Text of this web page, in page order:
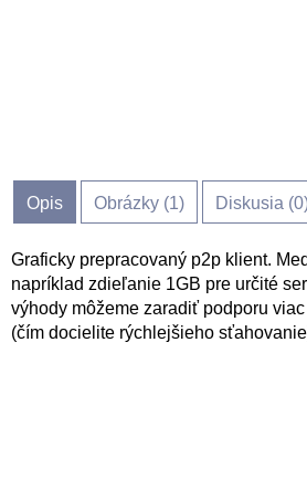
Opis Obrázky (1) Diskusia (0
Graficky prepracovaný p2p klient.
napríklad zdieľanie 1GB pre určité
výhody môžeme zaradiť podporu
(čím docielite rýchlejšieho